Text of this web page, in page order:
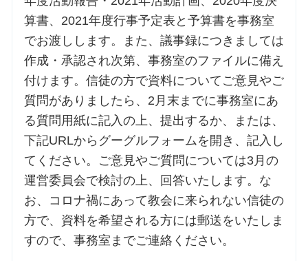
算書、2021年度行事予定表と予算書を事務室
でお渡しします。また、議事録につきましては
作成・承認され次第、事務室のファイルに備え
付けます。信徒の方で資料についてご意見やご
質問がありましたら、2月末までに事務室にあ
る質問用紙に記入の上、提出するか、または、
下記URLからグーグルフォームを開き、記入し
てください。ご意見やご質問については3月の
運営委員会で検討の上、回答いたします。な
お、
コロナ禍にあって教会に来られない信徒の
方で、資料を希望される方には郵送をいたしま
すので、事務室までご連絡ください。